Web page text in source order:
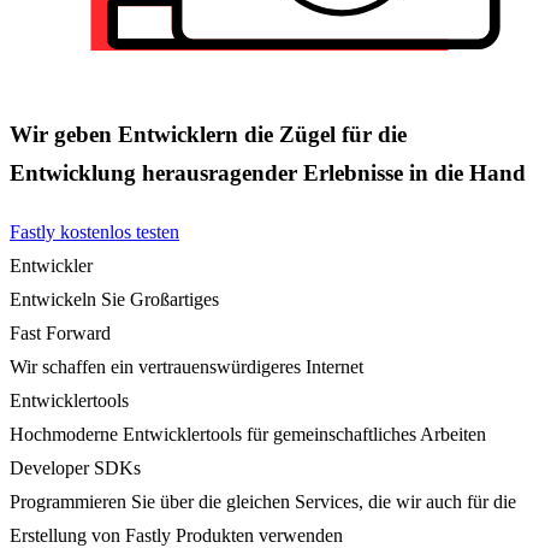
Wir geben Entwicklern die Zügel für die
Entwicklung herausragender Erlebnisse in die Hand
Fastly kostenlos testen
Entwickler
Entwickeln Sie Großartiges
Fast Forward
Wir schaffen ein vertrauenswürdigeres Internet
Entwicklertools
Hochmoderne Entwicklertools für gemeinschaftliches Arbeiten
Developer SDKs
Programmieren Sie über die gleichen Services, die wir auch für die
Erstellung von Fastly Produkten verwenden